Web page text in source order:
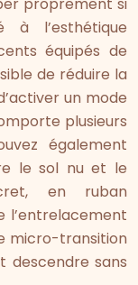
à l’esthétique
équipés de
de réduire la
un mode
plusieurs
également
le sol nu et le
en ruban
l’entrelacement
micro-transition
descendre sans